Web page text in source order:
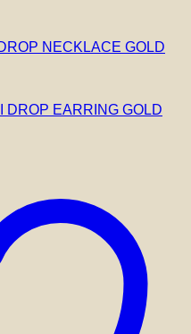
NECKLACE GOLD